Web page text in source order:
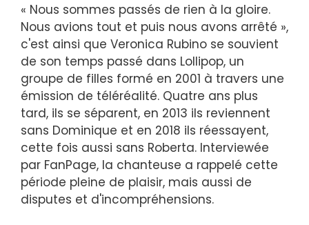
« Nous sommes passés de rien à la gloire.
Nous avions tout et puis nous avons arrêté »,
c'est ainsi que Veronica Rubino se souvient
de son temps passé dans Lollipop, un
groupe de filles formé en 2001 à travers une
émission de téléréalité. Quatre ans plus
tard, ils se séparent, en 2013 ils reviennent
sans Dominique et en 2018 ils réessayent,
cette fois aussi sans Roberta. Interviewée
par FanPage, la chanteuse a rappelé cette
période pleine de plaisir, mais aussi de
disputes et d'incompréhensions.